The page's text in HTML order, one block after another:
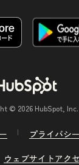
© 2026 HubSpot, Inc.
プライバシ
ウェブサイトアク